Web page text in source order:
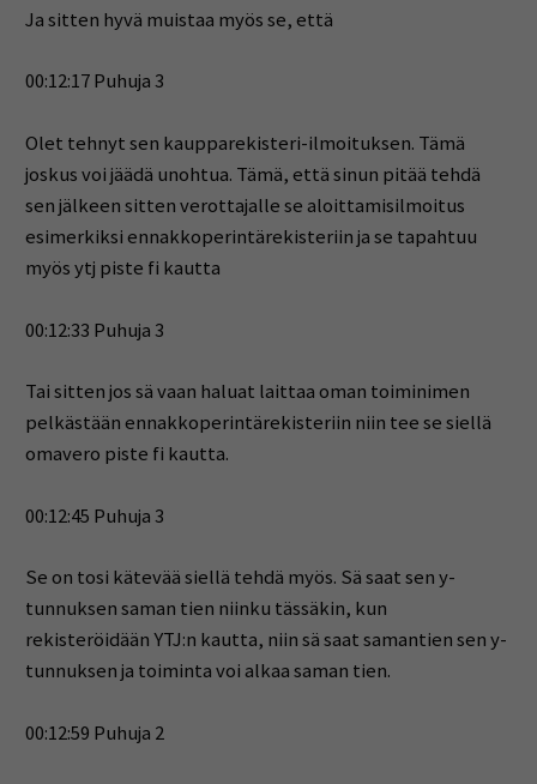
Ja sitten hyvä muistaa myös se, että
00:12:17 Puhuja 3
Olet tehnyt sen kaupparekisteri-ilmoituksen. Tämä
joskus voi jäädä unohtua. Tämä, että sinun pitää tehdä
sen jälkeen sitten verottajalle se aloittamisilmoitus
esimerkiksi ennakkoperintärekisteriin ja se tapahtuu
myös ytj piste fi kautta
00:12:33 Puhuja 3
Tai sitten jos sä vaan haluat laittaa oman toiminimen
pelkästään ennakkoperintärekisteriin niin tee se siellä
omavero piste fi kautta.
00:12:45 Puhuja 3
Se on tosi kätevää siellä tehdä myös. Sä saat sen y-
tunnuksen saman tien niinku tässäkin, kun
rekisteröidään YTJ:n kautta, niin sä saat samantien sen y-
tunnuksen ja toiminta voi alkaa saman tien.
00:12:59 Puhuja 2